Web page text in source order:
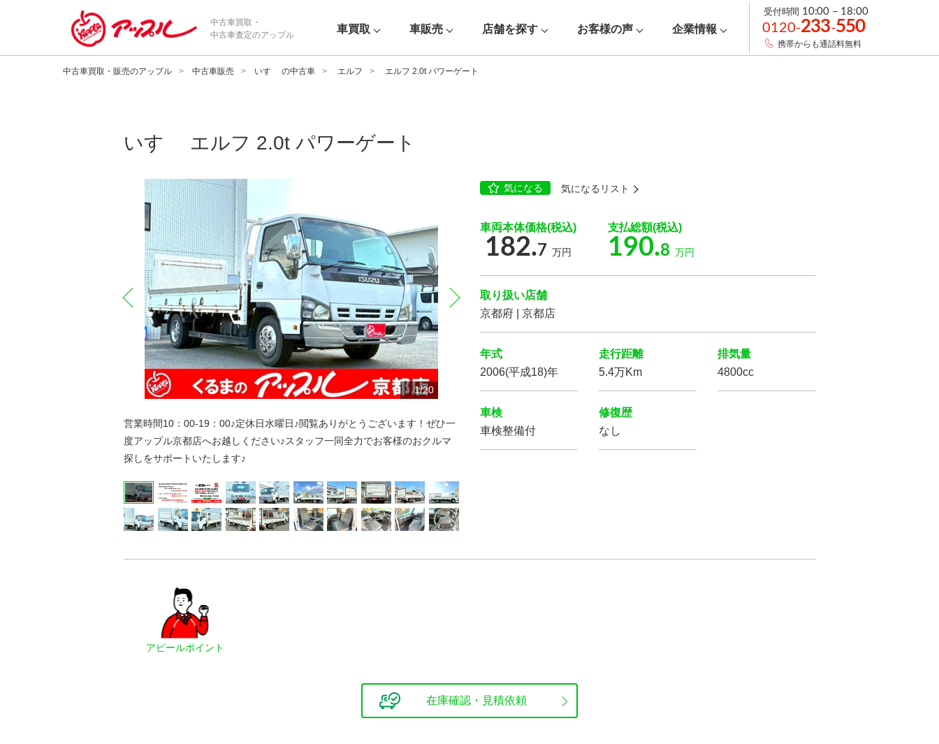
中古車買取・
中古車査定のアップル
車買取 車販売 店舗を探す お客様の声 企業情報
受付時間 10:00 – 18:00
0120-233-550
携帯からも通話料無料
中古車買取・販売のアップル 中古車販売 いすゞ の中古車 エルフ エルフ 2.0t パワーゲート
いすゞ エルフ 2.0t パワーゲート
気になる 気になるリスト
1/20
営業時間10：00-19：00♪定休日水曜日♪閲覧ありがとうございます！ぜひ一
度アップル京都店へお越しください♪スタッフ一同全力でお客様のおクルマ
探しをサポートいたします♪
2 20
3 20
4 20
5 20
6 20
7 20
8 20
9 20
10 20
11 20
12 20
13 20
14 20
15 20
16 20
17 20
18 20
19 20
20 20
prev next
車両本体価格(税込)
182.7 万円
支払総額(税込)
190.8 万円
取り扱い店舗
京都府 | 京都店
年式
2006(平成18)年
走行距離
5.4万Km
排気量
4800cc
車検
車検整備付
修復歴
なし
アピールポイント
在庫確認・見積依頼